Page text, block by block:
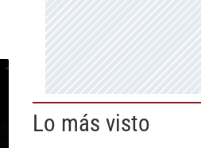
Lo más visto